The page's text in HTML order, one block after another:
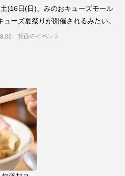
)16日(日)、みのおキューズモール
ューズ夏祭りが開催されるみたい。
箕面のイベント